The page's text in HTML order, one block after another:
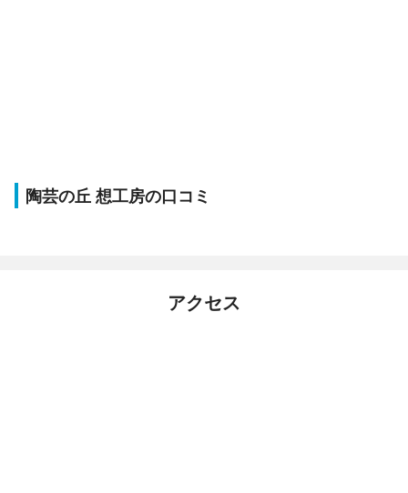
陶芸の丘 想工房の口コミ
アクセス